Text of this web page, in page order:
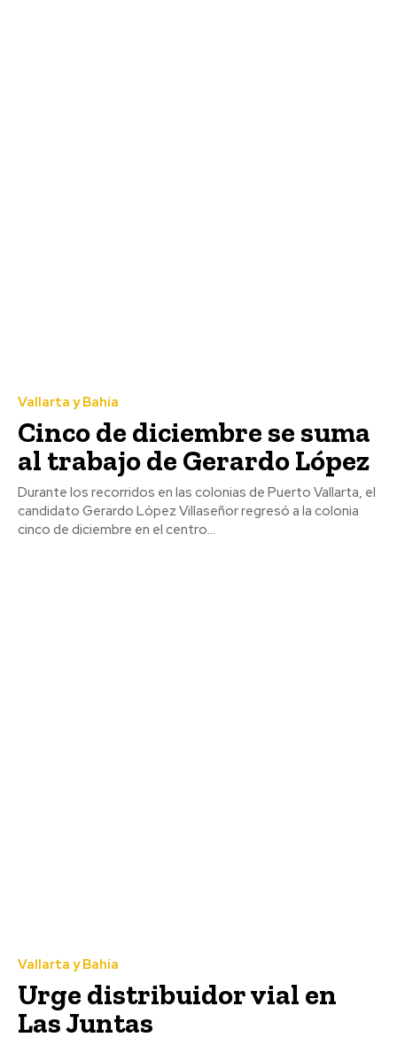
Vallarta y Bahía
Cinco de diciembre se suma
al trabajo de Gerardo López
Durante los recorridos en las colonias de Puerto Vallarta, el
candidato Gerardo López Villaseñor regresó a la colonia
cinco de diciembre en el centro...
Vallarta y Bahía
Urge distribuidor vial en
Las Juntas